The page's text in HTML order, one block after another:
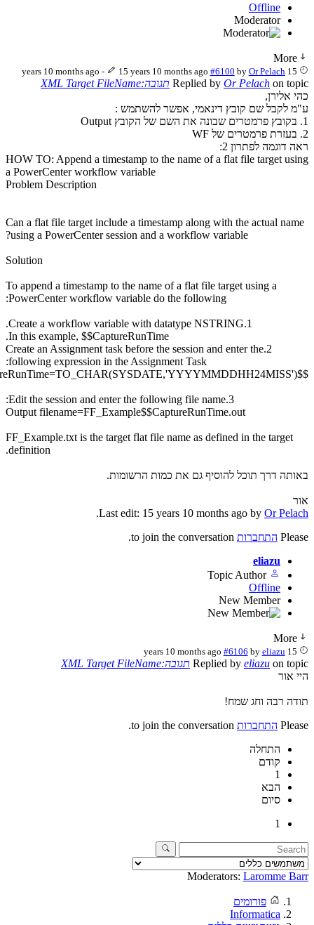
Offline
Moderator
- 15 years 10 months ago #6100 byOr Pelach
Replied byOr Pelachon
תגובה:XML Target FileName
שם קובץ דינאמי, אפשר להשתמש :
לפתרון 2:
HOW TO: Append a timestamp to the name of a flat file target
a PowerCenter workflow variable
Problem Description
Can a flat file target include a timestamp along with the actual
using a PowerCenter session and a workflow variable?
Solution
To append a timestamp to the name of a flat file target using a
PowerCenter workflow variable do the following:
In this example, $$CaptureRunTime.
2.Create an Assignment task before the session and enter the
following expression in the Assignment Task:
Output filename=FF_Example$$CaptureRunTime.out
FF_Example.txt is the target flat file name as defined in the
definition.
דרך תוכל להוסיף גם את כמות הרשומות.
Last edit: 15 years 10 months ago byOr
.
התחברותto join the conversation.
eliazu
Topic Author
Offline
New Member
#6106 byeliazu
Replied by eliazuon
תגובה:XML Target FileName
רבה וחג שמח!
התחברותto join the conversation.
התחלה
קודם
הבא
סיום
Moderators:
פורומים
Informatica